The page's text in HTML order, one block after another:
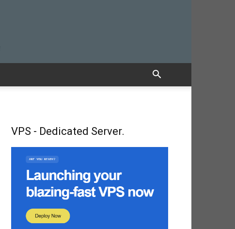
VPS - Dedicated Server.